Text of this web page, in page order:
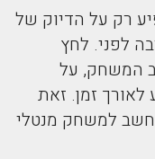
רק על הדיוק של
לפני. לחץ
המשחק, על
לאורך זמן. זאת
למשחק מנטלי